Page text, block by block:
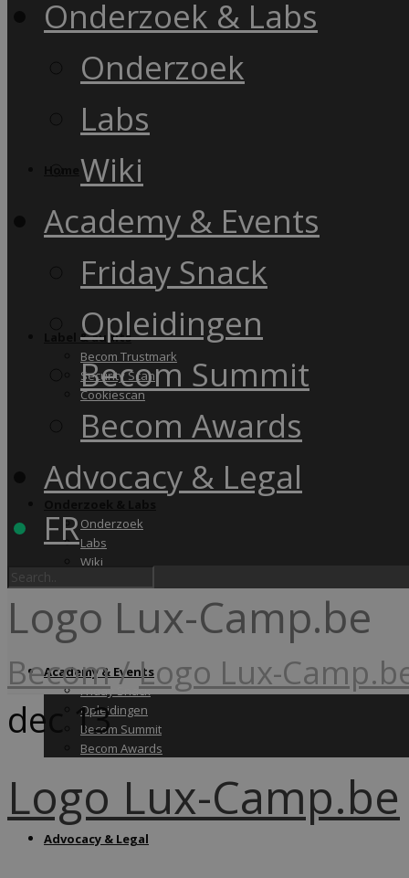
Label & audits
Becom Trustmark
Security Scan
Cookiescan
Onderzoek
Labs
Wiki
Academy & Events
Friday Snack
Opleidingen
Becom Summit
Becom Awards
Advocacy & Legal
Onderzoek & Labs
Onderzoek
Labs
Wiki
Academy & Events
Friday Snack
Opleidingen
Becom Summit
Becom Awards
Advocacy & Legal
FR
Logo Lux-Camp.be
Becom/Logo Lux-
dec 13
Logo Lux-Camp.be